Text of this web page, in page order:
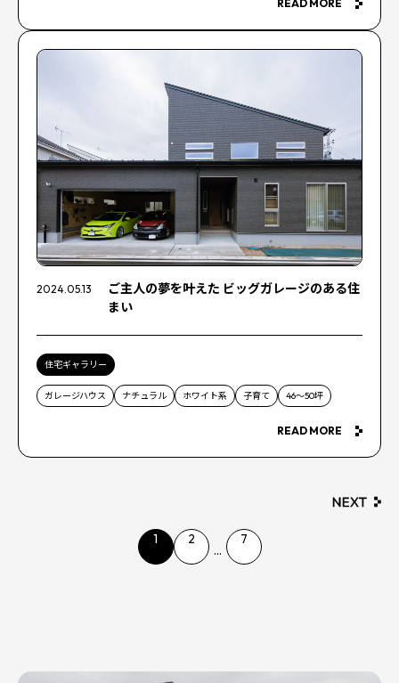
READ MORE
2024.05.13
ご主人の夢を叶えた ビッグガレージのある住
まい
住宅ギャラリー
ガレージハウス ナチュラル ホワイト系 子育て 46〜50坪
READ MORE
1 2
...
7